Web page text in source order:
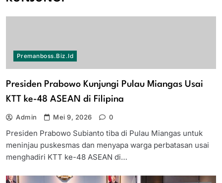
Premanboss.biz.id
Presiden Prabowo Kunjungi Pulau Miangas Usai
KTT ke-48 ASEAN di Filipina
Admin Mei 9, 2026 0
Presiden Prabowo Subianto tiba di Pulau Miangas untuk
meninjau puskesmas dan menyapa warga perbatasan usai
menghadiri KTT ke-48 ASEAN di…